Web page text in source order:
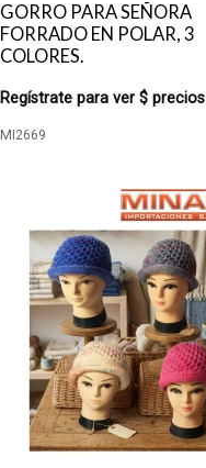
GORRO PARA SEÑORA
FORRADO EN POLAR, 3
COLORES.
Regístrate para ver $ precios
MI2669